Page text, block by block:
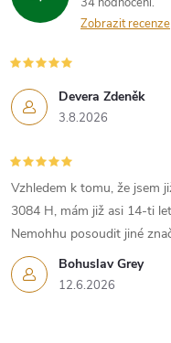
Zobrazit recenze
Devera Zdeněk
3.8.2026
Bohuslav Grey
12.6.2026
Vzhledem k tomu, že jsem
3084 H, mám již asi 14-ti
Nemohhu posoudit jiné